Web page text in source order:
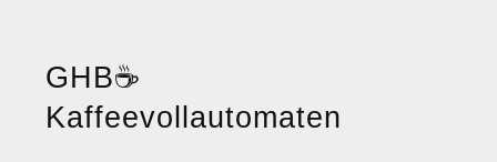
GHB☕
Kaffeevollautomaten